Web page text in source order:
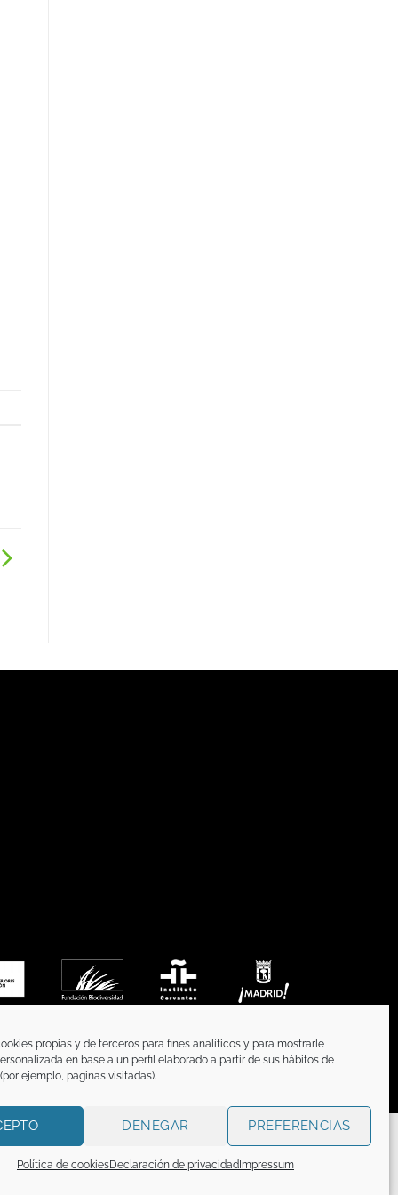
propias y de terceros para fines analíticos y para mostrarle
en base a un perfil elaborado a partir de sus hábitos de
ejemplo, páginas visitadas).
DENEGAR PREFERENCIAS
Política de cookiesDeclaración de privacidadImpressum
titular o tiene la correspondiente licencia sobre
Todos los derechos reservados.